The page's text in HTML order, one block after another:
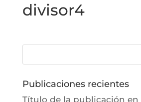
divisor4
Publicaciones recientes
Título de la publicación en